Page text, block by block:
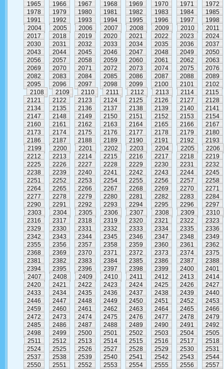
1965
1966 1967 1968 1969 1970 1971
1972
1978
1979 1980 1981 1982 1983 1984
1985
1991
1992 1993 1994 1995 1996 1997
1998
2004
2005 2006 2007 2008 2009 2010
2011
2017
2018 2019 2020 2021 2022 2023
2024
2030
2031 2032 2033 2034 2035 2036
2037
2043
2044 2045 2046 2047 2048 2049
2050
2056
2057 2058 2059 2060 2061 2062
2063
2069
2070 2071 2072 2073 2074 2075
2076
2082
2083 2084 2085 2086 2087 2088
2089
2095
2096 2097 2098 2099 2100 2101
2102
2108
2109 2110 2111 2112 2113 2114
2115
2121
2122 2123 2124 2125 2126 2127
2128
2134
2135 2136 2137 2138 2139 2140
2141
2147
2148 2149 2150 2151 2152 2153
2154
2160
2161 2162 2163 2164 2165 2166
2167
2173
2174 2175 2176 2177 2178 2179
2180
2186
2187 2188 2189 2190 2191 2192
2193
2199
2200 2201 2202 2203 2204 2205
2206
2212
2213 2214 2215 2216 2217 2218
2219
2225
2226 2227 2228 2229 2230 2231
2232
2238
2239 2240 2241 2242 2243 2244
2245
2251
2252 2253 2254 2255 2256 2257
2258
2264
2265 2266 2267 2268 2269 2270
2271
2277
2278 2279 2280 2281 2282 2283
2284
2290
2291 2292 2293 2294 2295 2296
2297
2303
2304 2305 2306 2307 2308 2309
2310
2316
2317 2318 2319 2320 2321 2322
2323
2329
2330 2331 2332 2333 2334 2335
2336
2342
2343 2344 2345 2346 2347 2348
2349
2355
2356 2357 2358 2359 2360 2361
2362
2368
2369 2370 2371 2372 2373 2374
2375
2381
2382 2383 2384 2385 2386 2387
2388
2394
2395 2396 2397 2398 2399 2400
2401
2407
2408 2409 2410 2411 2412 2413
2414
2420
2421 2422 2423 2424 2425 2426
2427
2433
2434 2435 2436 2437 2438 2439
2440
2446
2447 2448 2449 2450 2451 2452
2453
2459
2460 2461 2462 2463 2464 2465
2466
2472
2473 2474 2475 2476 2477 2478
2479
2485
2486 2487 2488 2489 2490 2491
2492
2498
2499 2500 2501 2502 2503 2504
2505
2511
2512 2513 2514 2515 2516 2517
2518
2524
2525 2526 2527 2528 2529 2530
2531
2537
2538 2539 2540 2541 2542 2543
2544
2550
2551 2552 2553 2554 2555 2556
2557